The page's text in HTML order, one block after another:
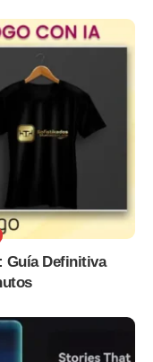
Guía Definitiva